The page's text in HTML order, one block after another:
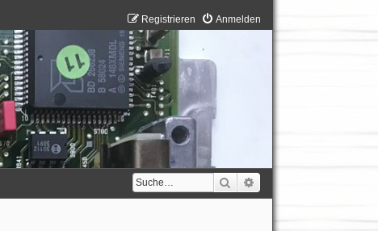
Anmelden
Registrieren
Suche